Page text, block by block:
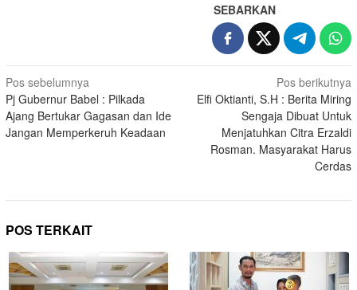
SEBARKAN
Pos sebelumnya
Pj Gubernur Babel : Pilkada
Ajang Bertukar Gagasan dan Ide
Jangan Memperkeruh Keadaan
Pos berikutnya
Elfi Oktianti, S.H : Berita Miring
Sengaja Dibuat Untuk
Menjatuhkan Citra Erzaldi
Rosman. Masyarakat Harus
Cerdas
POS TERKAIT